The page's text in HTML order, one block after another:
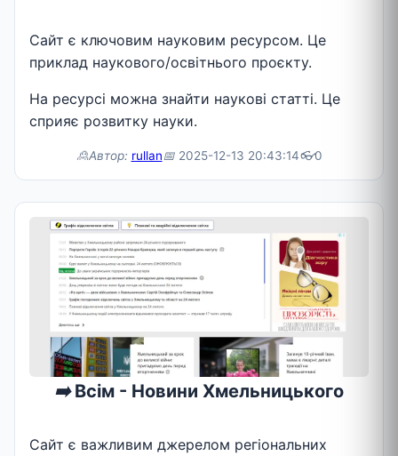
Сайт є ключовим науковим ресурсом. Це
приклад наукового/освітнього проєкту.
На ресурсі можна знайти наукові статті. Це
сприяє розвитку науки.
🙎Автор: rullan📅2025-12-13 20:43:14👓0
➡️Всім - Новини Хмельницького
Сайт є важливим джерелом регіональних